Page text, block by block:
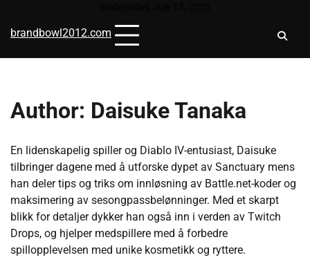
content
brandbowl2012.com
Author: Daisuke Tanaka
En lidenskapelig spiller og Diablo IV-entusiast, Daisuke
tilbringer dagene med å utforske dypet av Sanctuary mens
han deler tips og triks om innløsning av Battle.net-koder og
maksimering av sesongpassbelønninger. Med et skarpt
blikk for detaljer dykker han også inn i verden av Twitch
Drops, og hjelper medspillere med å forbedre
spillopplevelsen med unike kosmetikk og ryttere.